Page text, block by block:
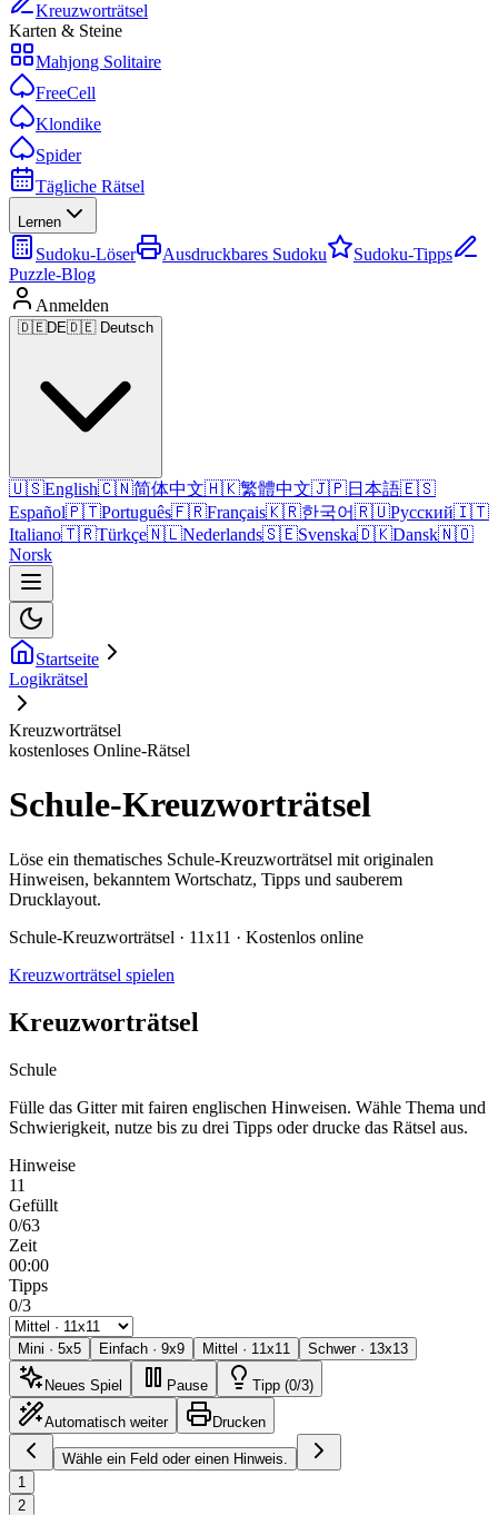
Kreuzworträtsel
Karten & Steine
Mahjong Solitaire
FreeCell
Klondike
Spider
Tägliche Rätsel
Lernen
Sudoku-Löser Ausdruckbares Sudoku
Sudoku-Tipps
Puzzle-Blog
Anmelden
🇩🇪DE🇩🇪 Deutsch
🇺🇸English🇨🇳简体中文🇭🇰繁體中文🇯🇵日本語🇪🇸
Español🇵🇹Português🇫🇷Français🇰🇷한국어🇷🇺Русский🇮🇹
Italiano🇹🇷Türkçe🇳🇱Nederlands🇸🇪Svenska🇩🇰Dansk🇳🇴
Norsk
Startseite
Logikrätsel
Kreuzworträtsel
kostenloses Online-Rätsel
Schule-Kreuzworträtsel
Löse ein thematisches Schule-Kreuzworträtsel mit originalen
Hinweisen, bekanntem Wortschatz, Tipps und sauberem
Drucklayout.
Schule-Kreuzworträtsel · 11x11 · Kostenlos online
Kreuzworträtsel spielen
Kreuzworträtsel
Schule
Fülle das Gitter mit fairen englischen Hinweisen. Wähle Thema und
Schwierigkeit, nutze bis zu drei Tipps oder drucke das Rätsel aus.
Hinweise
11
Gefüllt
0/63
Zeit
00:00
Tipps
0/3
Mini · 5x5 Einfach · 9x9 Mittel · 11x11 Schwer· 13x13
Neues Spiel Pause Tipp (0/3)
Automatisch weiter Drucken
Wähle ein Feld oder einen Hinweis.
1
2